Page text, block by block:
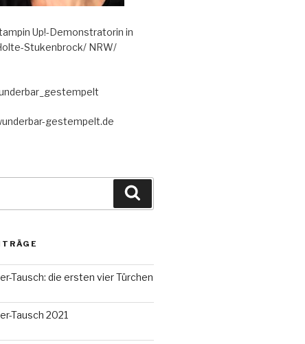
Up!-Demonstratorin in
Stukenbrock/ NRW/
gestempelt.de
Tausch: die ersten vier Türchen
Tausch 2021